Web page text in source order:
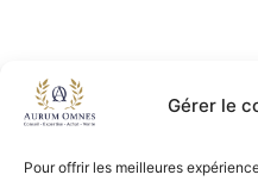
Gérer le
Pour offrir les meilleures